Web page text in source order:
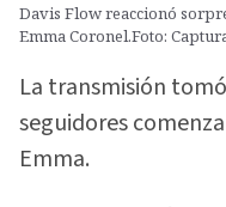
Davis Flow reaccionó
Emma Coronel.Foto:
La transmisión
seguidores
Emma.